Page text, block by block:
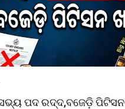
ସଭ୍ୟ ପଦ ରଦ୍ଦ,ବଜେଡ଼ି ପିଟିସନ